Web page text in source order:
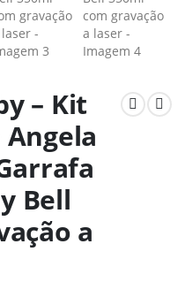
– Kit
Bell
a